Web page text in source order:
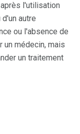
l'utilisation
autre
ou l'absence de
un médecin, mais
un traitement